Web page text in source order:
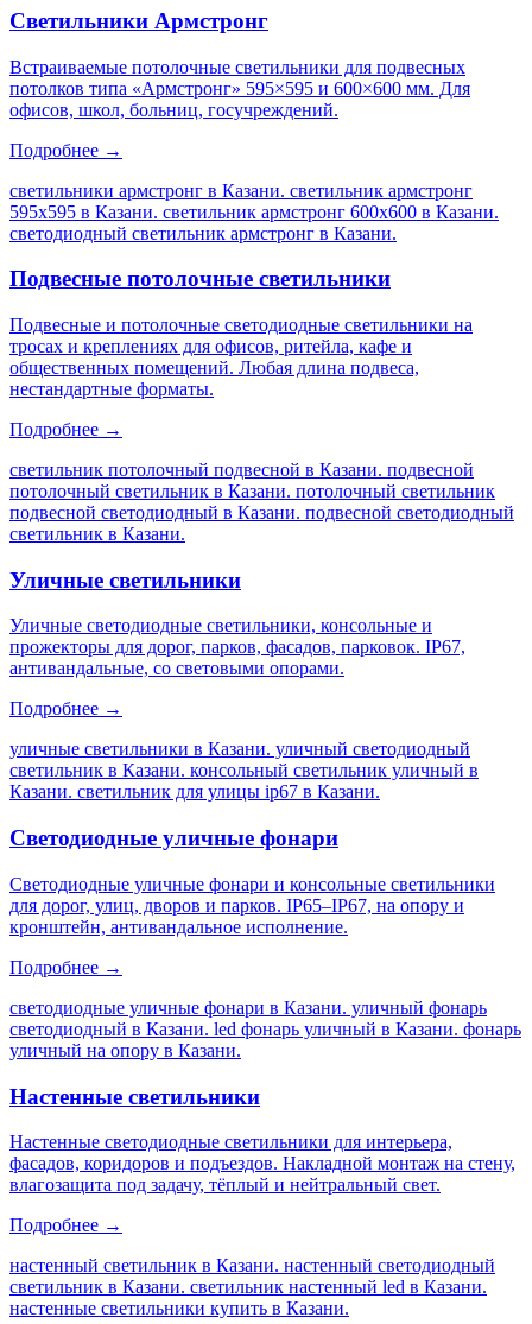
Светильники Армстронг
Встраиваемые потолочные светильники для подвесных
потолков типа «Армстронг» 595×595 и 600×600 мм. Для
офисов, школ, больниц, госучреждений.
Подробнее →
светильники армстронг в Казани. светильник армстронг
595х595 в Казани. светильник армстронг 600х600 в Казани.
светодиодный светильник армстронг в Казани.
Подвесные потолочные светильники
Подвесные и потолочные светодиодные светильники на
тросах и креплениях для офисов, ритейла, кафе и
общественных помещений. Любая длина подвеса,
нестандартные форматы.
Подробнее →
светильник потолочный подвесной в Казани. подвесной
потолочный светильник в Казани. потолочный светильник
подвесной светодиодный в Казани. подвесной светодиодный
светильник в Казани.
Уличные светильники
Уличные светодиодные светильники, консольные и
прожекторы для дорог, парков, фасадов, парковок. IP67,
антивандальные, со световыми опорами.
Подробнее →
уличные светильники в Казани. уличный светодиодный
светильник в Казани. консольный светильник уличный в
Казани. светильник для улицы ip67 в Казани.
Светодиодные уличные фонари
Светодиодные уличные фонари и консольные светильники
для дорог, улиц, дворов и парков. IP65–IP67, на опору и
кронштейн, антивандальное исполнение.
Подробнее →
светодиодные уличные фонари в Казани. уличный фонарь
светодиодный в Казани. led фонарь уличный в Казани. фонарь
уличный на опору в Казани.
Настенные светильники
Настенные светодиодные светильники для интерьера,
фасадов, коридоров и подъездов. Накладной монтаж на стену,
влагозащита под задачу, тёплый и нейтральный свет.
Подробнее →
настенный светильник в Казани. настенный светодиодный
светильник в Казани. светильник настенный led в Казани.
настенные светильники купить в Казани.